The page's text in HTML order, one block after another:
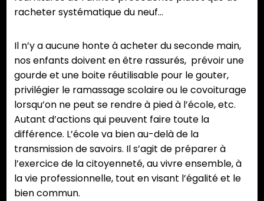
racheter systématique du neuf…
Il n’y a aucune honte à acheter du seconde main,
nos enfants doivent en être rassurés, prévoir une
gourde et une boite réutilisable pour le gouter,
privilégier le ramassage scolaire ou le covoiturage
lorsqu’on ne peut se rendre à pied à l’école, etc.
Autant d’actions qui peuvent faire toute la
différence. L’école va bien au-delà de la
transmission de savoirs. Il s’agit de préparer à
l’exercice de la citoyenneté, au vivre ensemble, à
la vie professionnelle, tout en visant l’égalité et le
bien commun.